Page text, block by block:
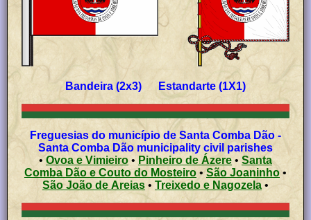
Bandeira (2x3) Estandarte (1X1)
Freguesias do município de Santa Comba Dão -
Santa Comba Dão municipality civil parishes
•Ovoa e Vimieiro • Pinheiro de Ázere • Santa
Comba Dão e Couto do Mosteiro •São Joaninho •
São João de Areias • Treixedo e Nagozela •